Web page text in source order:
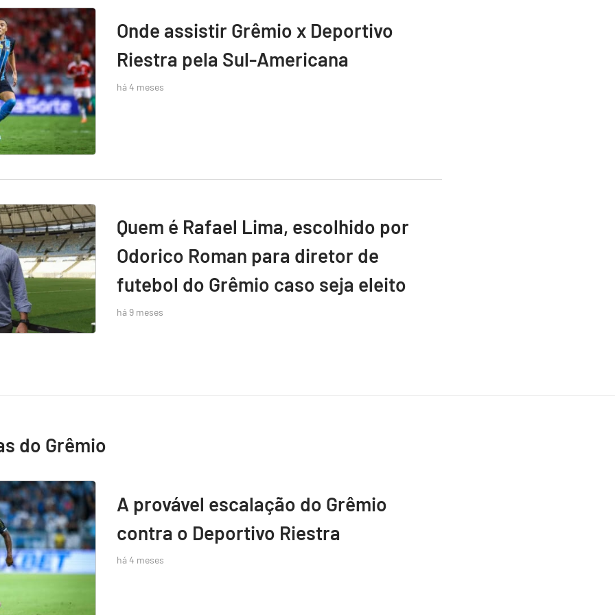
Onde assistir Grêmio x Deportivo
Riestra pela Sul-Americana
há 4 meses
Quem é Rafael Lima, escolhido por
Odorico Roman para diretor de
futebol do Grêmio caso seja eleito
há 9 meses
do Grêmio
A provável escalação do Grêmio
contra o Deportivo Riestra
há 4 meses